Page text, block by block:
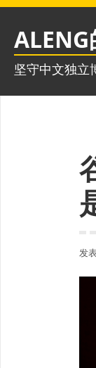
跳
坚守中文独立
发